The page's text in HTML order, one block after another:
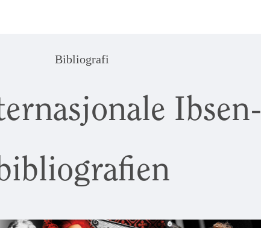
Bibliografi
Ibsen-